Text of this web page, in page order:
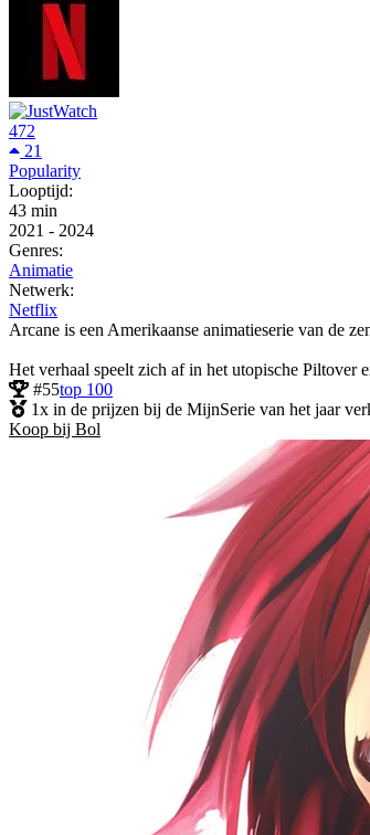
472
21
Popularity
Looptijd:
43 min
2021 - 2024
Genres:
Animatie
Netwerk:
Netflix
Arcane is een Amerikaanse animatieserie van de
Het verhaal speelt zich af in het utopische Piltover
#55top 100
1x in de prijzen bij de MijnSerie van het jaar
Koop bij Bol